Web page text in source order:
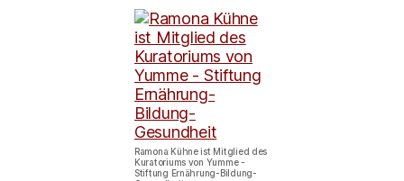
Ramona Kühne ist Mitglied des
Kuratoriums von Yumme -
Stiftung Ernährung-Bildung-